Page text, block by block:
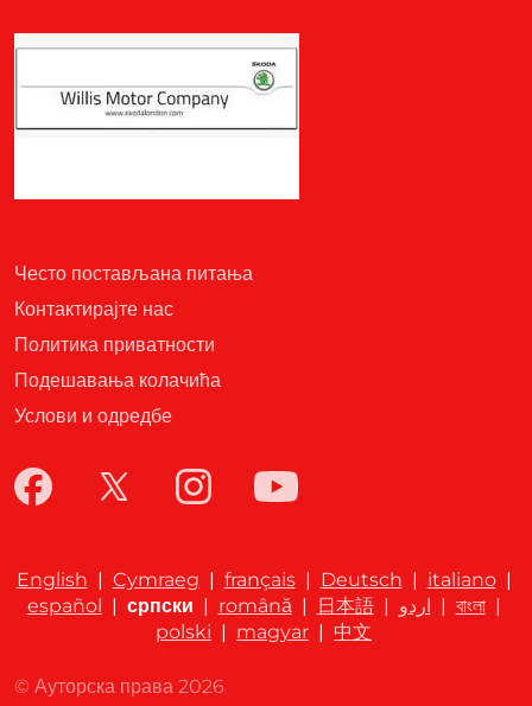
Често постављана питања
Контактирајте нас
Политика приватности
Подешавања колачића
Услови и одредбе
English | Cymraeg | français| Deutsch | italiano|
español | српски | română| 日本語| اردو | বাংলা|
polski | magyar | 中文
© Ауторска права 2026